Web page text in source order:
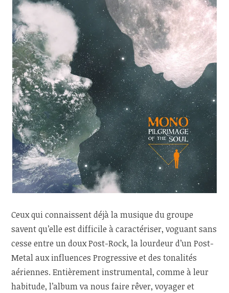
Ceux qui connaissent déjà la musique du groupe
savent qu’elle est difficile à caractériser, voguant sans
cesse entre un doux Post-Rock, la lourdeur d’un Post-
Metal aux influences Progressive et des tonalités
aériennes. Entièrement instrumental, comme à leur
habitude, l’album va nous faire rêver, voyager et